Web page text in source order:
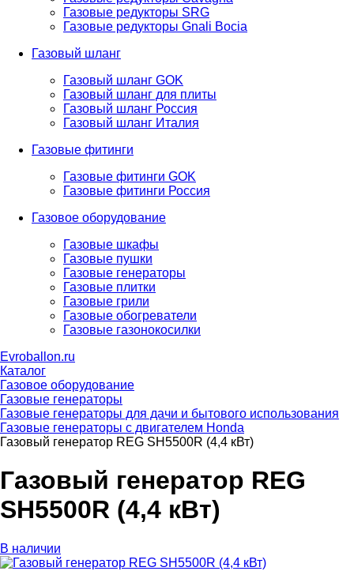
Газовые редукторы SRG
Газовые редукторы Gnali Bocia
Газовый шланг
Газовый шланг GOK
Газовый шланг для плиты
Газовый шланг Россия
Газовый шланг Италия
Газовые фитинги
Газовые фитинги GOK
Газовые фитинги Россия
Газовое оборудование
Газовые шкафы
Газовые пушки
Газовые генераторы
Газовые плитки
Газовые грили
Газовые обогреватели
Газовые газонокосилки
Evroballon.ru
Каталог
Газовое оборудование
Газовые генераторы
Газовые генераторы для дачи и бытового использования
Газовые генераторы с двигателем Honda
Газовый генератор REG SH5500R (4,4 кВт)
Газовый генератор REG
SH5500R (4,4 кВт)
В наличии